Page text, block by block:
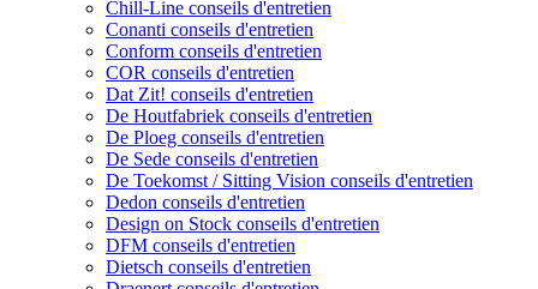
Chill-Line conseils d'entretien
Conanti conseils d'entretien
Conform conseils d'entretien
COR conseils d'entretien
Dat Zit! conseils d'entretien
De Houtfabriek conseils d'entretien
De Ploeg conseils d'entretien
De Sede conseils d'entretien
De Toekomst / Sitting Vision conseils d'entretien
Dedon conseils d'entretien
Design on Stock conseils d'entretien
DFM conseils d'entretien
Dietsch conseils d'entretien